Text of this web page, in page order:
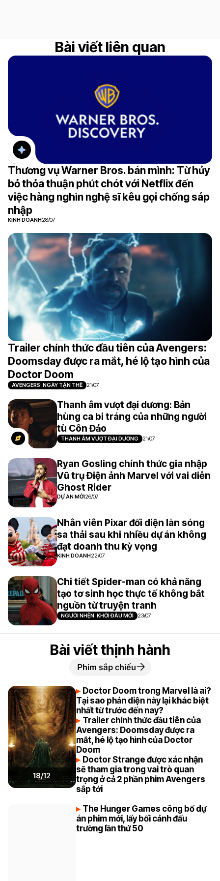
Bài viết liên quan
Thương vụ Warner Bros. bán mình: Từ hủy
bỏ thỏa thuận phút chót với Netflix đến
việc hàng nghìn nghệ sĩ kêu gọi chống sáp
nhập
Trailer chính thức đầu tiên của Avengers:
Doomsday được ra mắt, hé lộ tạo hình của
Doctor Doom
Thanh âm vượt đại dương: Bản
hùng ca bi tráng của những người
tù Côn Đảo
Ryan Gosling chính thức gia nhập
Vũ trụ Điện ảnh Marvel với vai diễn
Ghost Rider
Nhân viên Pixar đối diện làn sóng
sa thải sau khi nhiều dự án không
đạt doanh thu kỳ vọng
Chi tiết Spider-man có khả năng
tạo tơ sinh học thực tế không bắt
nguồn từ truyện tranh
Bài viết thịnh hành
18/12
Doctor Doom trong Marvel là ai?
Tại sao phản diện này lại khác biệt
nhất từ trước đến nay?
Trailer chính thức đầu tiên của
Avengers: Doomsday được ra
mắt, hé lộ tạo hình của Doctor
Doom
Doctor Strange được xác nhận
sẽ tham gia trong vai trò quan
trọng ở cả 2 phần phim Avengers
The Hunger Games công bố dự
án phim mới, lấy bối cảnh đấu